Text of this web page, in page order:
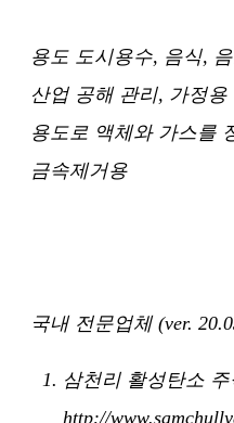
용도 도시용수, 음식,
산업 공해 관리, 가정
용도로 액체와 가스를
금속제거용
국내 전문업체 (ver.
삼천리 활성탄소
http://